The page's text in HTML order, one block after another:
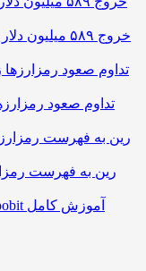
خروج ۵۸۹
تداوم صعود
رین به فهرست
آموزش کامل